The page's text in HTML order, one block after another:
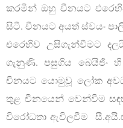
කරමින් ඔහු චීනයට
සිටී. චීනයට අයත් ස්වයං
එරෙහිව උසිගැන්වීමට
ගැනුණි. පසුගිය බෙයිජිං
චීනයට යොමුවූ ලෝක
තුළ චීනයෙන් වෙන්වීම
විරෝධතා ඇවිලවීම